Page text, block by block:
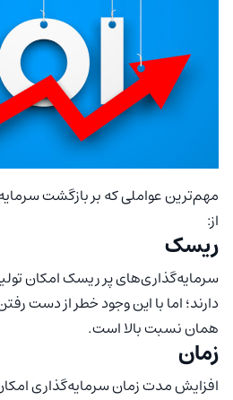
مهم‌ترین عواملی که بر بازگشت
از:
ریسک
سرمایه‌گذاری‌های پر ریسک امکان
دارند؛ اما با این وجود خطر از دست
همان نسبت بالا است.
زمان
افزایش مدت زمان سرمایه‌گذاری